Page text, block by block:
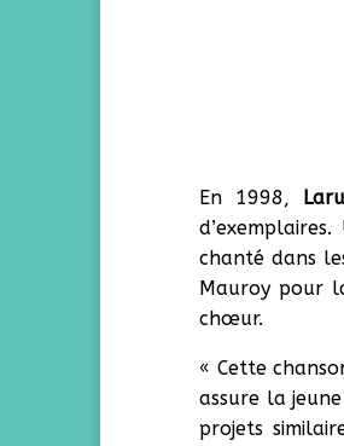
En 1998,
chanté dans
Mauroy pour
chœur.
« Cette
assure la
projets